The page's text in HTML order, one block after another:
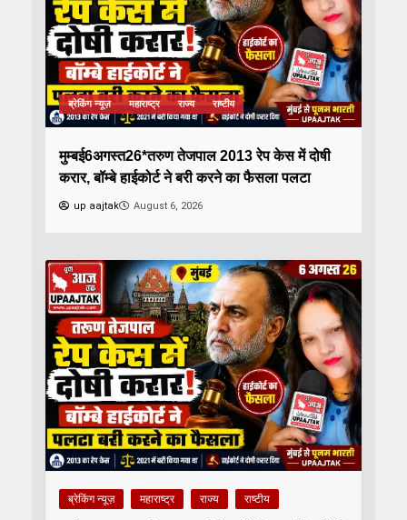
ब्रेकिंग न्यूज़ महाराष्ट्र राज्य राष्टीय
मुम्बई6अगस्त26*तरुण तेजपाल 2013 रेप केस में दोषी
करार, बॉम्बे हाईकोर्ट ने बरी करने का फैसला पलटा
up aajtak August 6, 2026
ब्रेकिंग न्यूज़ महाराष्ट्र राज्य राष्टीय